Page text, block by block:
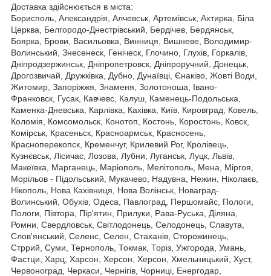
Доставка здійснюється в міста:
Борисполь, Александрія, Алчевськ, Артемівськ, Ахтирка, Біла
Церква, Белгородо-Днестрівський, Бердічев, Бердянськ,
Боярка, Брови, Васильовка, Винниця, Вишневе, Володимир-
Волинський, Знесенеск, Геніческ, Глочино, Глухів, Горкалів,
Дніпродзержинськ, Дніпропетровск, Дніпроручний, Донецьк,
Дрогозвичай, Дружківка, Дубно, Дунаївці, Єнаківо, Жовті Води,
Житомир, Запоріжжя, Знаменя, Золотоноша, Івано-
Франковск, Гусак, Кавчевс, Калуш, Каменець-Подольська,
Каменка-Дневська, Карлівка, Кахівка, Київ, Кировград, Ковель,
Коломія, Комсомольск, Конотоп, Костонь, Коростонь, Ковск,
Комірськ, Красеньск, Красноармськ, Красносень,
Красноперекопск, Кременчуг, Крилевий Рог, Кролівець,
Кузнєвськ, Лісичас, Лозова, Лубни, Луганськ, Луцк, Львів,
Макеївка, Марганець, Маріополь, Мелітополь, Мена, Міргоя,
Морільов - Підольський, Мукачево, Надувна, Нежин, Ніколаєв,
Нікополь, Нова Кахівниця, Нова Волінськ, Новаград-
Волинський, Обухів, Одеса, Павлоград, Першомайс, Пологи,
Пологи, Півтора, Пір'ятин, Прилуки, Рава-Руська, Діляна,
Ромни, Свердловськ, Світлодонець, Селодонець, Славута,
Слов'янський, Селенс, Селен, Стаханів, Сторожинець,
Стррий, Суми, Тернополь, Токмак, Торіз, Ужгорода, Умань,
Фастци, Харц, Харсон, Херсон, Херсон, Хмельницький, Хуст,
Червоноград, Черкаси, Чернігів, Чорниці, Енергодар,